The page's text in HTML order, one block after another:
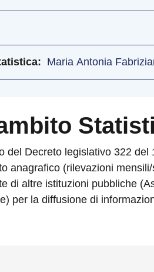
Maria Antonia
del Decreto legislativo 322
anagrafico (rilevazioni
di altre istituzioni pubbliche
per la diffusione di